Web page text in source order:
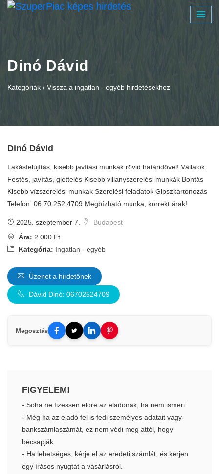
Dinó Dávid
Kategóriák / Vissza a ingatlan - egyéb hirdetésekhez
Dinó Dávid
Lakásfelújítás, kisebb javítási munkák rövid határidővel! Vállalok:
Festés, javítás, glettelés Kisebb villanyszerelési munkák Bontás
Kisebb vízszerelési munkák Szerelési feladatok Gipszkartonozás
Telefon: 06 70 252 4709 Megbízható munka, korrekt árak!
2025. szeptember 7.
Budapest
Ára: 2.000 Ft
Kategória: Ingatlan - egyéb
Üzenet a hirdetőnek
Dávid Dinó: 06702524709
Megosztás
FIGYELEM!
- Soha ne fizessen előre az eladónak, ha nem ismeri.
- Még ha az eladó fel is fedi személyes adatait vagy
bankszámlaszámát, ez nem védi meg attól, hogy
becsapják.
- Ha lehetséges, kérje el az eredeti számlát, és kérjen
egy írásos nyugtát a vásárlásról.